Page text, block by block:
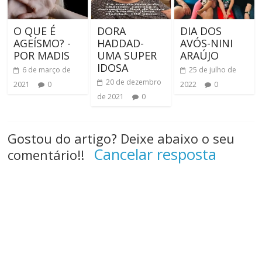
O QUE É
AGEÍSMO? -
POR MADIS
6 de março de
2021
0
DORA
HADDAD-
UMA SUPER
IDOSA
20 de dezembro
de 2021
0
DIA DOS
AVÓS-NINI
ARAÚJO
25 de julho de
2022
0
Gostou do artigo? Deixe abaixo o seu
comentário!!
Cancelar resposta